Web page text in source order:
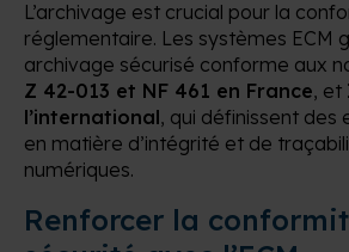
L’archivage est crucial pour la
réglementaire. Les systèmes ECM
archivage sécurisé conforme aux
Z 42-013 et NF 461 en France, et
l’international, qui définissent des
en matière d’intégrité et de
numériques.
Renforcer la